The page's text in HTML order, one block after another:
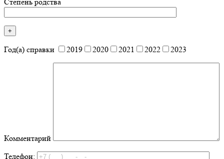
Степень родства
Год(а) справки 2019 2020 2021 2022 2023
Комментарий
Телефон: